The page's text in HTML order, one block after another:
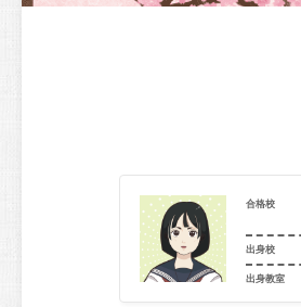
合格校
出身校
出身教室